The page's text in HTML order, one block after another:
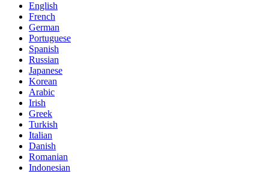
English
French
German
Portuguese
Spanish
Russian
Japanese
Korean
Arabic
Irish
Greek
Turkish
Italian
Danish
Romanian
Indonesian